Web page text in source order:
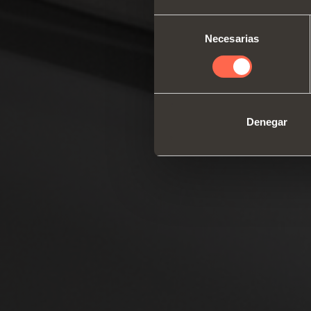
consentimiento
Necesarias
Denegar